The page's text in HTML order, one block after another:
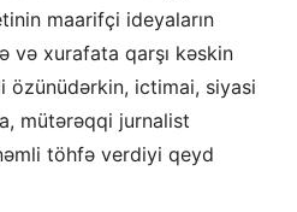
maarifçi ideyaların
və xurafata qarşı kəskin
özünüdərkin, ictimai, siyasi
mütərəqqi jurnalist
töhfə verdiyi qeyd